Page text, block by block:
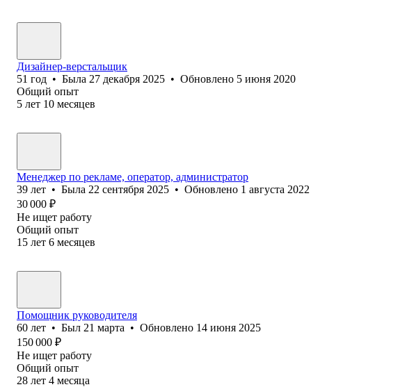
Дизайнер-верстальщик
51 год • Была 27 декабря 2025 • Обновлено 5 июня 2020
Общий опыт
5 лет 10 месяцев
Менеджер по рекламе, оператор, администратор
39 лет • Была 22 сентября 2025 • Обновлено 1 августа 2022
30 000 ₽
Не ищет работу
Общий опыт
15 лет 6 месяцев
Помощник руководителя
60 лет • Был 21 марта • Обновлено 14 июня 2025
150 000 ₽
Не ищет работу
Общий опыт
28 лет 4 месяца